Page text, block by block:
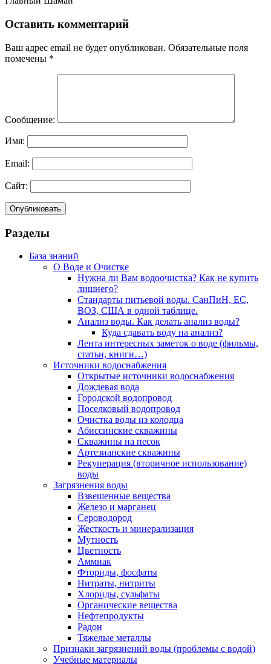
Оставить комментарий
Ваш адрес email не будет опубликован. Обязательные поля
помечены *
Сообщение:
Имя:
Email:
Сайт:
Разделы
База знаний
О Воде и Очистке
Нужна ли Вам водоочистка? Как не купить
лишнего?
Стандарты питьевой воды. СанПиН, ЕС,
ВОЗ, США в одной таблице.
Анализ воды. Как делать анализ воды?
Куда сдавать воду на анализ?
Лента интересных заметок о воде (фильмы,
статьи, книги…)
Источники водоснабжения
Открытые источники водоснабжения
Дождевая вода
Городской водопровод
Поселковый водопровод
Очистка воды из колодца
Абиссинские скважины
Скважины на песок
Артезианские скважины
Рекуперация (вторичное использование)
воды
Загрязнения воды
Взвешенные вещества
Железо и марганец
Сероводород
Жесткость и минерализация
Мутность
Цветность
Аммиак
Фториды, фосфаты
Нитраты, нитриты
Хлориды, сульфаты
Органические вещества
Нефтепродукты
Радон
Тяжелые металлы
Признаки загрязнений воды (проблемы с водой)
Учебные материалы